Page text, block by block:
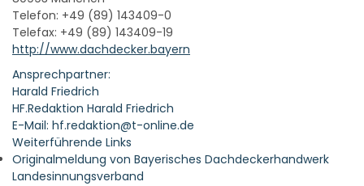
Telefon: +49 (89) 143409-0
Telefax: +49 (89) 143409-19
http://www.dachdecker.bayern
Ansprechpartner:
Harald Friedrich
HF.Redaktion Harald Friedrich
E-Mail: hf.redaktion@t-online.de
Weiterführende Links
Originalmeldung von Bayerisches Dachdeckerhandwerk
Landesinnungsverband